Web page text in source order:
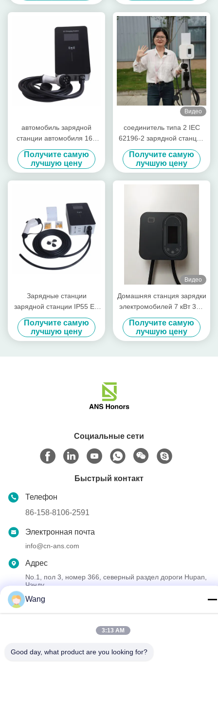
автомобиль зарядной
станции автомобиля 16A
400V 11kW e электрический
затыкает внутри станции с
картами RFID
Получите самую
лучшую цену
Видео
соединитель типа 2 IEC
62196-2 зарядной станции
AC EV 11kw 380V 32A
быстрый поручая
Получите самую
лучшую цену
Зарядные станции
зарядной станции IP55 EV
корабля OEM 3Phase e
быстрые
Получите самую
лучшую цену
Видео
Домашняя станция зарядки
электромобилей 7 кВт 32А
Type2 с 5M кабелем
Получите самую
лучшую цену
Социальные сети
Быстрый контакт
Телефон
86-158-8106-2591
Электронная почта
info@cn-ans.com
Адрес
No.1, пол 3, номер 366, северный раздел дороги Hupan,
Чэнду
политика конфиденциальности|Карта сайта
Качество Китая хорошее Зарядные кабели типа 2 EV
Technology Co.,Ltd . Все права защищены.
Wang
3:13 AM
Good day, what product are you looking for?